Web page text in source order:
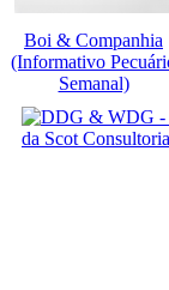
Boi & Companhia
(Informativo
Semanal)